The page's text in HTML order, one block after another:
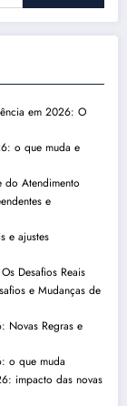
em 2026: O
o que muda e
Atendimento
e
e ajustes
Desafios Reais
e Mudanças de
Novas Regras e
o que muda
impacto das novas